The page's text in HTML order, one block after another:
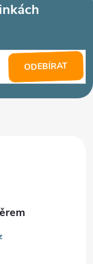
ODEBÍRAT